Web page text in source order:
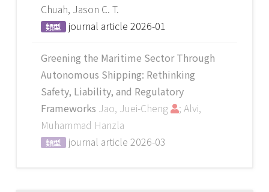
Chuah, Jason C. T.
類型 journal article 2026-01
Greening the Maritime Sector Through
Autonomous Shipping: Rethinking
Safety, Liability, and Regulatory
Frameworks Jao, Juei-Cheng
; Alvi,
Muhammad Hanzla
類型 journal article 2026-03